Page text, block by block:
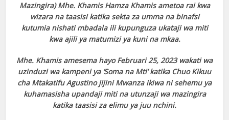
Mazingira) Mhe. Khamis Hamza Khamis ametoa rai kwa
wizara na taasisi katika sekta za umma na binafsi
kutumia nishati mbadala ili kupunguza ukataji wa miti
kwa ajili ya matumizi ya kuni na mkaa.
Mhe. Khamis amesema hayo Februari 25, 2023 wakati wa
uzinduzi wa kampeni ya ‘Soma na Mti’ katika Chuo Kikuu
cha Mtakatifu Agustino jijini Mwanza ikiwa ni sehemu ya
kuhamasisha upandaji miti na utunzaji wa mazingira
katika taasisi za elimu ya juu nchini.